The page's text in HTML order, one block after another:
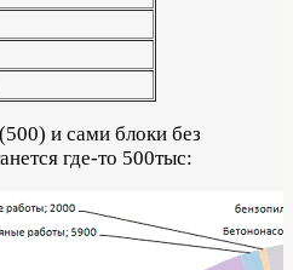
и сами блоки без
где-то 500тыс: